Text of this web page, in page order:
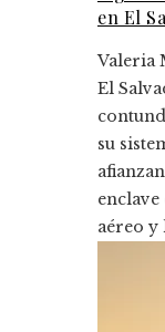
en El
Valeria
El
su
aéreo y